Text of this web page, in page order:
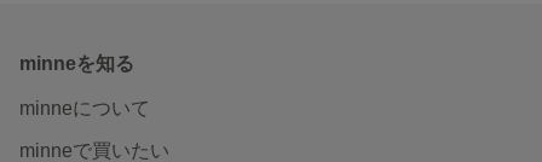
minneを知る
minneについて
minneで買いたい